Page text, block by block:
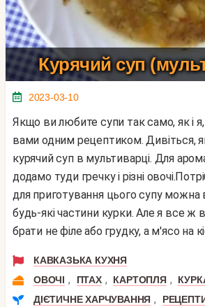
Курячий суп
2023-03-10
Якщо ви любите супи так само, як і я, то поділюся з
вами одним рецептиком. Дивіться,
курячий суп в мультиварці. Для
додамо туди гречку і різні
для приготування цього супу
будь-які частини курки. Але я все
брати не філе або грудку, а м'ясо на
КАВКАЗЬКА КУХНЯ
ОВОЧІ , ПТАХ , КАРТОПЛЯ ,
ДІЄТИЧНЕ ХАРЧУВАННЯ ,